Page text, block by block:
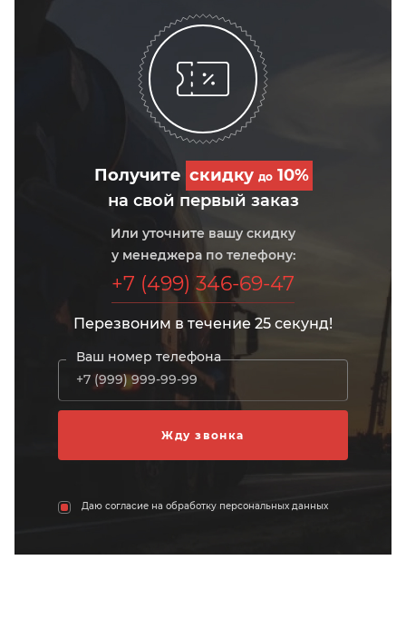
Получите скидку до10%
на свой первый заказ
Или уточните вашу скидку
у менеджера по телефону:
+7 (499) 346-69-47
Перезвоним в течение 25 секунд!
Ваш номер телефона
Даю согласие на обработку персональных данных